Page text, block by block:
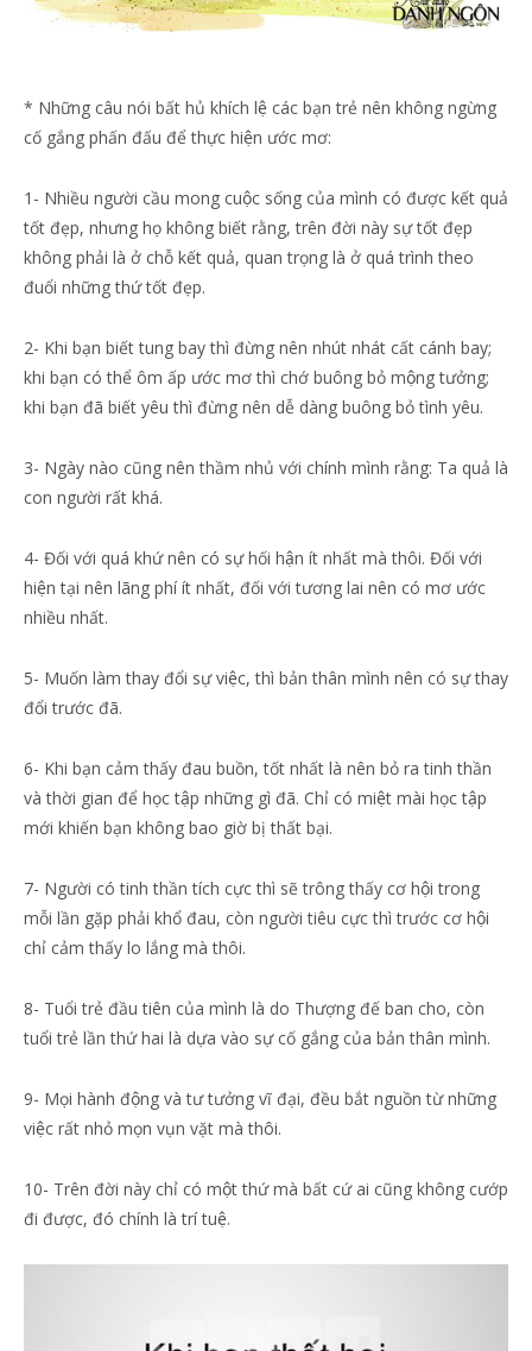
* Những câu nói bất hủ khích lệ các bạn trẻ nên không ngừng
cố gắng phấn đấu để thực hiện ước mơ:
1- Nhiều người cầu mong cuộc sống của mình có được kết quả
tốt đẹp, nhưng họ không biết rằng, trên đời này sự tốt đẹp
không phải là ở chỗ kết quả, quan trọng là ở quá trình theo
đuổi những thứ tốt đẹp.
2- Khi bạn biết tung bay thì đừng nên nhút nhát cất cánh bay;
khi bạn có thể ôm ấp ước mơ thì chớ buông bỏ mộng tưởng;
khi bạn đã biết yêu thì đừng nên dễ dàng buông bỏ tình yêu.
3- Ngày nào cũng nên thầm nhủ với chính mình rằng: Ta quả là
con người rất khá.
4- Đối với quá khứ nên có sự hối hận ít nhất mà thôi. Đối với
hiện tại nên lãng phí ít nhất, đối với tương lai nên có mơ ước
nhiều nhất.
5- Muốn làm thay đổi sự việc, thì bản thân mình nên có sự thay
đổi trước đã.
6- Khi bạn cảm thấy đau buồn, tốt nhất là nên bỏ ra tinh thần
và thời gian để học tập những gì đã. Chỉ có miệt mài học tập
mới khiến bạn không bao giờ bị thất bại.
7- Người có tinh thần tích cực thì sẽ trông thấy cơ hội trong
mỗi lần gặp phải khổ đau, còn người tiêu cực thì trước cơ hội
chỉ cảm thấy lo lắng mà thôi.
8- Tuổi trẻ đầu tiên của mình là do Thượng đế ban cho, còn
tuổi trẻ lần thứ hai là dựa vào sự cố gắng của bản thân mình.
9- Mọi hành động và tư tưởng vĩ đại, đều bắt nguồn từ những
việc rất nhỏ mọn vụn vặt mà thôi.
10- Trên đời này chỉ có một thứ mà bất cứ ai cũng không cướp
đi được, đó chính là trí tuệ.